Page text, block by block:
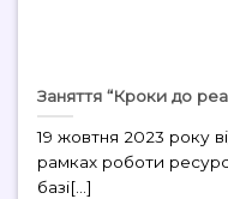
Заняття “Кроки до
19 жовтня 2023 року
рамках роботи
базі[...]